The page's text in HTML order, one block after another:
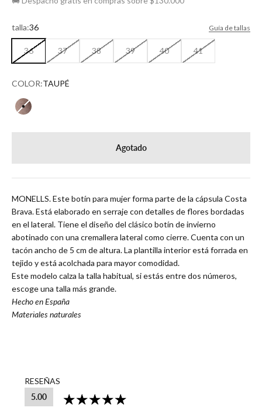
talla:36 Guía de tallas
36 37 38 39 40 41
COLOR:TAUPÉ
TAUPÉ
Agotado
MONELLS. Este botín para mujer forma parte de la cápsula Costa
Brava. Está elaborado en serraje con detalles de flores bordadas
en el lateral. Tiene el diseño del clásico botín de invierno
abotinado con una cremallera lateral como cierre. Cuenta con un
tacón ancho de 5 cm de altura. La plantilla interior está forrada en
tejido y está acolchada para mayor comodidad.
Este modelo calza la talla habitual, si estás entre dos números,
escoge una talla más grande.
Hecho en España
Materiales naturales
RESEÑAS
5.00